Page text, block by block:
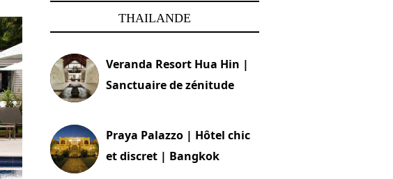
THAILANDE
Veranda Resort Hua Hin |
Sanctuaire de zénitude
Praya Palazzo | Hôtel chic
et discret | Bangkok